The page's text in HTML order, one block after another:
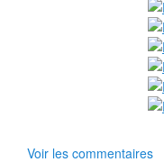
Voir les commentaires